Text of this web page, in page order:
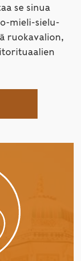
se sinua
mieli-sielu-
ruokavalion,